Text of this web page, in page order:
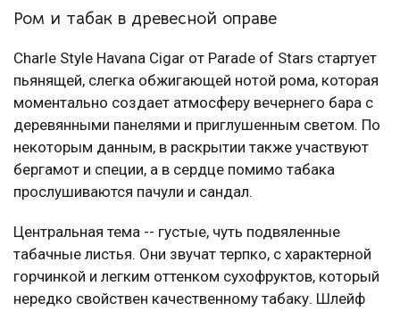
Ром и табак в древесной оправе
Charle Style Havana Cigar от Parade of Stars стартует
пьянящей, слегка обжигающей нотой рома, которая
моментально создает атмосферу вечернего бара с
деревянными панелями и приглушенным светом. По
некоторым данным, в раскрытии также участвуют
бергамот и специи, а в сердце помимо табака
прослушиваются пачули и сандал.
Центральная тема -- густые, чуть подвяленные
табачные листья. Они звучат терпко, с характерной
горчинкой и легким оттенком сухофруктов, который
нередко свойствен качественному табаку. Шлейф